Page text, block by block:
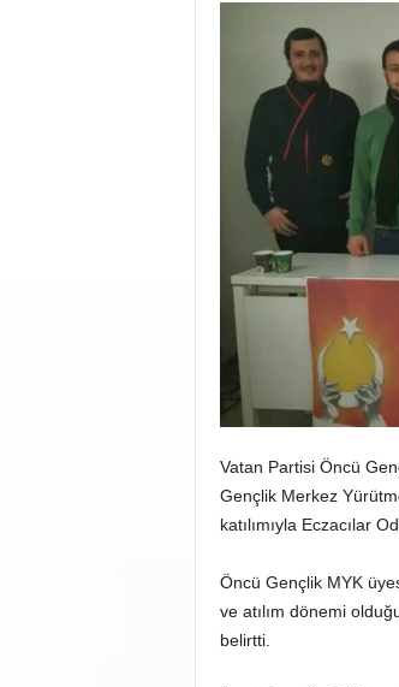
Vatan Partisi Öncü
Gençlik Merkez
katılımıyla Eczacılar
Öncü Gençlik MYK
ve atılım dönemi
belirtti.